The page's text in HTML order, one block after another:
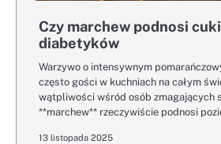
Czy marchew podnosi
diabetyków
Warzywo o intensywnym
często gości w kuchniach na całym
wątpliwości wśród osób zmagających
**marchew** rzeczywiście podnosi
13 listopada 2025